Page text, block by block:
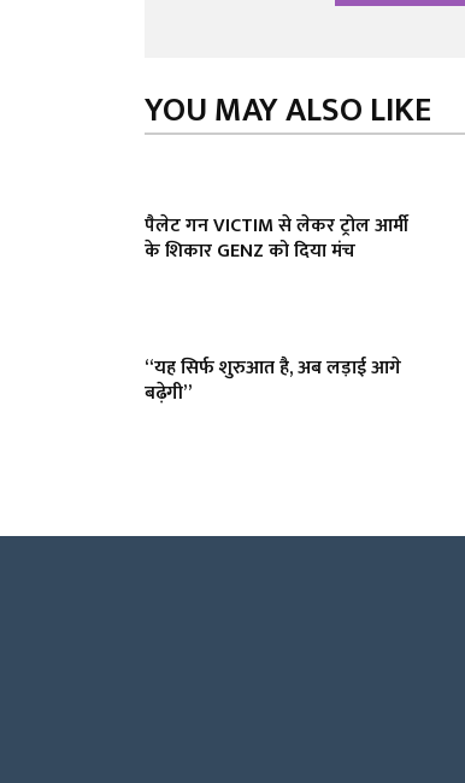
YOU MAY ALSO LIKE
पैलेट गन VICTIM से लेकर ट्रोल आर्मी
के शिकार GENZ को दिया मंच
“यह सिर्फ शुरुआत है, अब लड़ाई आगे
बढ़ेगी”